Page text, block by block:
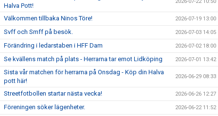
Halva Pott!
Välkommen tillbaka Ninos Töre! 2026-07-19 13:00
Svff och Smff på besök. 2026-07-03 14:05
Förändring i ledarstaben i HFF Dam 2026-07-02 18:00
Se kvällens match på plats - Herrarna tar emot Lidköping 2026-07-01 13:42
Sista vår matchen för herrarna på Onsdag - Köp din Halva
pott här!
2026-06-29 08:33
Streetfotbollen startar nästa vecka! 2026-06-26 12:27
Föreningen söker lägenheter. 2026-06-22 11:52